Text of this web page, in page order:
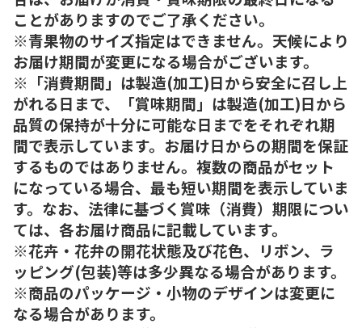
ことがありますのでご了承ください。
※青果物のサイズ指定はできません。天候により
お届け期間が変更になる場合がございます。
※「消費期間」は製造(加工)日から安全に召し上
がれる日まで、「賞味期間」は製造(加工)日から
品質の保持が十分に可能な日までをそれぞれ期
間で表示しています。お届け日からの期間を保証
するものではありません。複数の商品がセット
になっている場合、最も短い期間を表示していま
す。なお、法律に基づく賞味（消費）期限につい
ては、各お届け商品に記載しています。
※花卉・花弁の開花状態及び花色、リボン、ラ
ッピング(包装)等は多少異なる場合があります。
※商品のパッケージ・小物のデザインは変更に
なる場合があります。